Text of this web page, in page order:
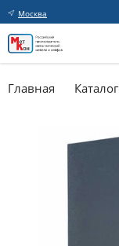
Москва
Главная Каталог